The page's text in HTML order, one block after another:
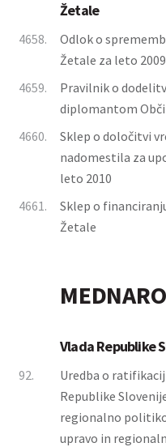
Žetale
4658.
Odlok o
Žetale za leto
4659.
Pravilnik o
diplomantom
4660.
Sklep o določitvi
nadomestila za
leto 2010
4661.
Sklep o
Žetale
Vlada Republike
92.
Uredba o
Republike
regionalno
upravo in